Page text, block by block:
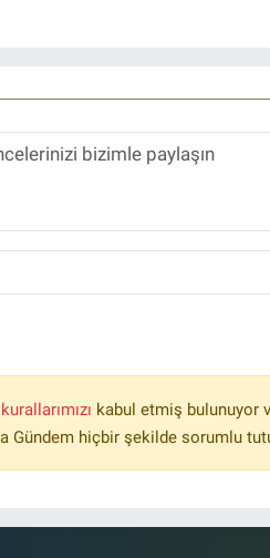
kabul etmiş bulunuyor
Gündem hiçbir şekilde sorumlu